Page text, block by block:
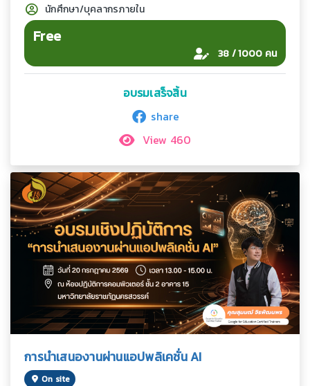
นักศึกษา/บุคลากรภายใน
Free
38 / 1000 คน
อบรมเสร็จสิ้น
share
View 460
การนำเสนองานผ่านแอปพลิเคชั่น AI
On site